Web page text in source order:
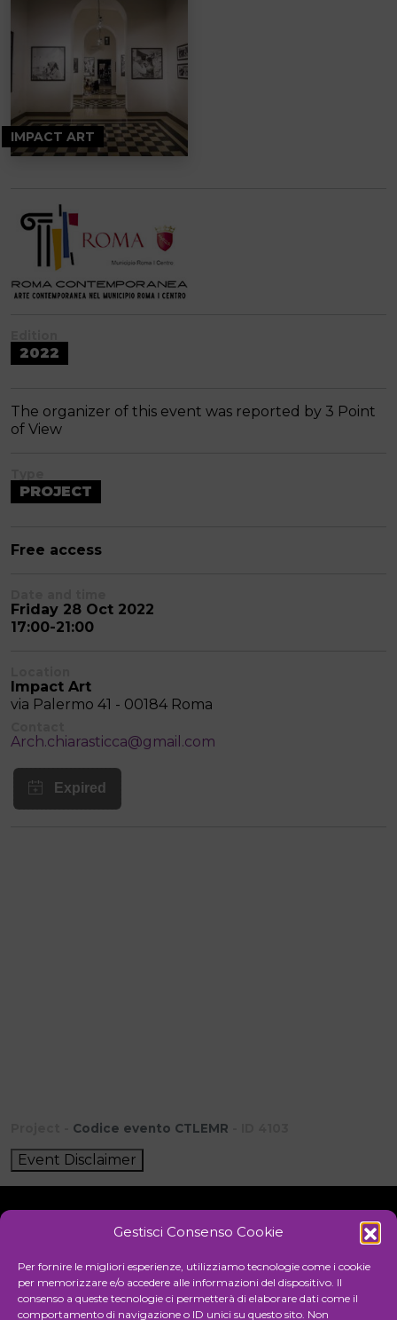
Gestisci Consenso Cookie
Per fornire le migliori esperienze, utilizziamo tecnologie come i cookie
per memorizzare e/o accedere alle informazioni del dispositivo. Il
consenso a queste tecnologie ci permetterà di elaborare dati come il
comportamento di navigazione o ID unici su questo sito. Non
IMPACT ART
2022
The organizer of this event was reported by 3 Point
of View
PROJECT
Free access
Friday 28 Oct 2022
17:00-21:00
Impact Art
via Palermo 41 - 00184 Roma
Arch.chiarasticca@gmail.com
Codice evento CTLEMR
Event Disclaimer